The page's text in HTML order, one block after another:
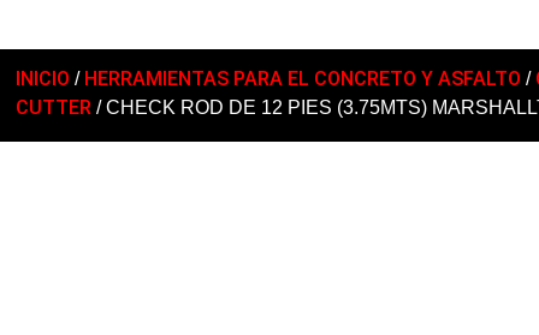
INICIO / HERRAMIENTAS PARA EL CONCRETO Y ASFALTO /
CUTTER / CHECK ROD DE 12 PIES (3.75MTS)